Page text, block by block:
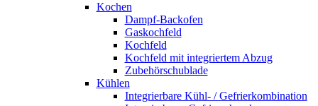
Kochen
Dampf-Backofen
Gaskochfeld
Kochfeld
Kochfeld mit integriertem Abzug
Zubehörschublade
Kühlen
Integrierbare Kühl- / Gefrierkombination